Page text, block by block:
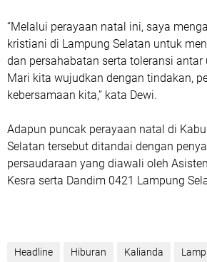
“Melalui perayaan natal ini, saya
kristiani di Lampung Selatan untuk
dan persahabatan serta toleransi antar
Mari kita wujudkan dengan tindakan,
kebersamaan kita,” kata Dewi.
Adapun puncak perayaan natal di
Selatan tersebut ditandai dengan
persaudaraan yang diawali oleh
Kesra serta Dandim 0421 Lampung
Headline Hiburan Kalianda